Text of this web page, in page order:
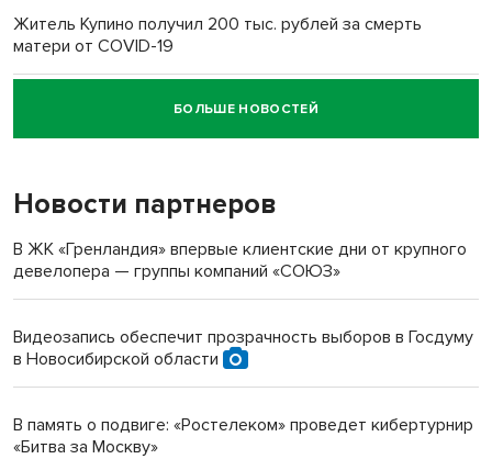
Житель Купино получил 200 тыс. рублей за смерть
матери от COVID-19
Новосибирский суд наказал водителя за смерть
пенсионерки на вокзале
БОЛЬШЕ НОВОСТЕЙ
Новости партнеров
В ЖК «Гренландия» впервые клиентские дни от крупного
девелопера — группы компаний «СОЮЗ»
Видеозапись обеспечит прозрачность выборов в Госдуму
в Новосибирской области
В память о подвиге: «Ростелеком» проведет кибертурнир
«Битва за Москву»